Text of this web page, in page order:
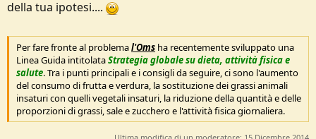
della tua ipotesi....
Per fare fronte al problemal'Oms ha recentemente sviluppato una
Linea Guida intitolataStrategia globale su dieta, attività fisica e
salute. Tra i punti principali e i consigli da seguire, ci sono l'aumento
del consumo di frutta e verdura, la sostituzione dei grassi animali
insaturi con quelli vegetali insaturi, la riduzione della quantità e delle
proporzioni di grassi, sale e zucchero e l'attività fisica giornaliera.
Ultima modifica di un moderatore: 15 Dicembre 2014